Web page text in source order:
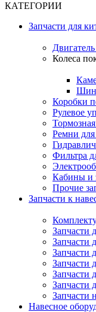
КАТЕГОРИИ
Запчасти для
Колеса
Коробки
Рулевое
Ремни
Фильтра
Кабины и
Прочие
Запчасти к
Запчасти
Запчасти
Запчасти
Запчасти
Запчасти
Запчасти
Запчасти
Навесное